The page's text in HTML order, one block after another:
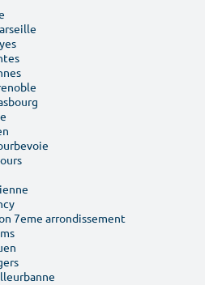
7eme arrondissement